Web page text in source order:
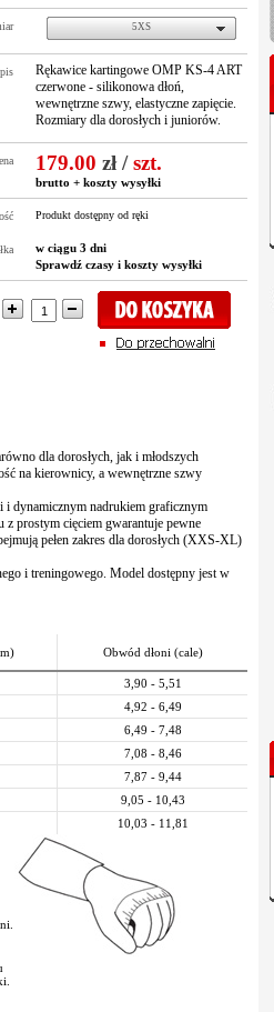
5XS
Rękawice kartingowe OMP KS-4 ART
czerwone - silikonowa dłoń,
wewnętrzne szwy, elastyczne zapięcie.
Rozmiary dla dorosłych i juniorów.
179.00 zł/szt.
brutto + koszty wysyłki
Produkt dostępny od ręki
w ciągu 3 dni
Sprawdź czasy i koszty wysyłki
dla dorosłych, jak i młodszych
na kierownicy, a wewnętrzne szwy
dynamicznym nadrukiem graficznym
z prostym cięciem gwarantuje pewne
pełen zakres dla dorosłych (XXS-XL)
i treningowego. Model dostępny jest w
Obwód dłoni (cale)
3,90 - 5,51
4,92 - 6,49
6,49 - 7,48
7,08 - 8,46
7,87 - 9,44
9,05 - 10,43
10,03 - 11,81